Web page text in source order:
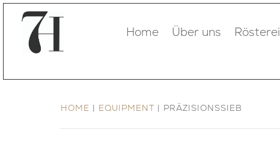
Home Über uns Rösterei
HOME | EQUIPMENT | PRÄZISIONSSIEB